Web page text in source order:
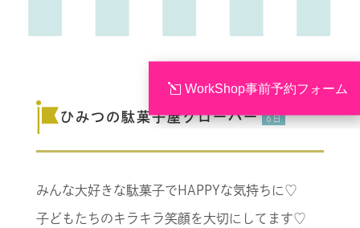
WorkShop事前予約フォーム
ひみつの駄菓子屋クローバー 6日
みんな大好きな駄菓子でHAPPYな気持ちに♡
子どもたちのキラキラ笑顔を大切にしてます♡